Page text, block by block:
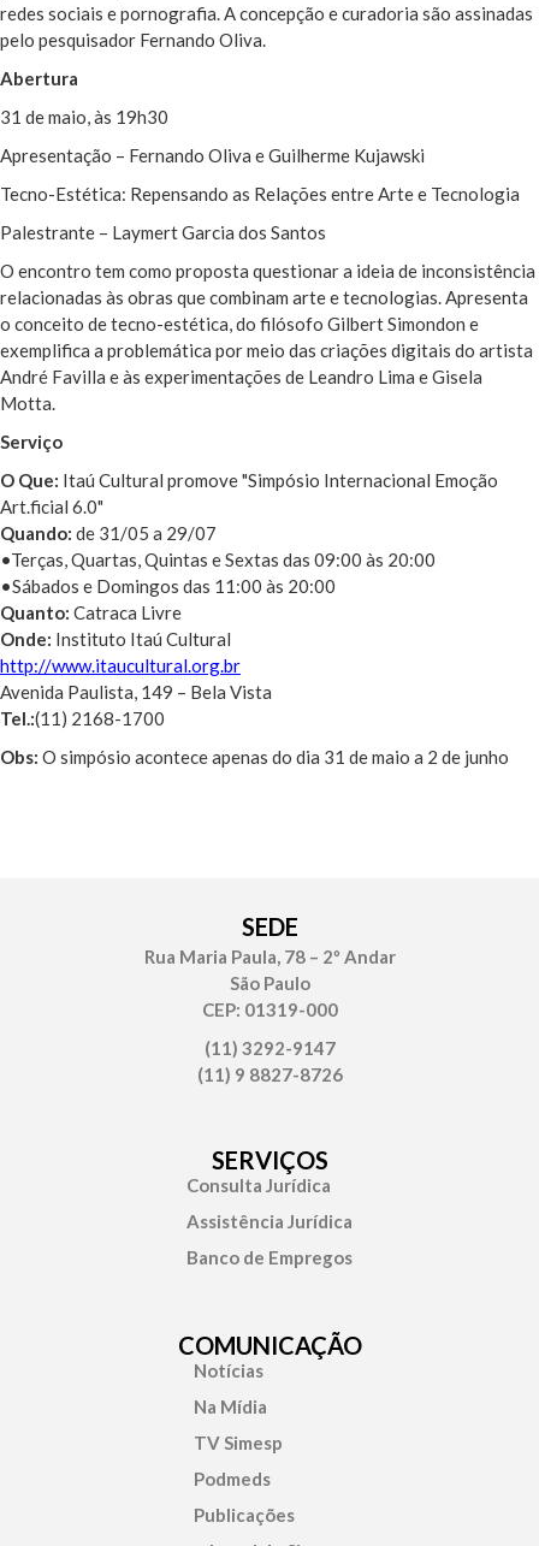
redes sociais e pornografia. A concepção e curadoria são assinadas
pelo pesquisador Fernando Oliva.
Abertura
31 de maio, às 19h30
Apresentação – Fernando Oliva e Guilherme Kujawski
Tecno-Estética: Repensando as Relações entre Arte e Tecnologia
Palestrante – Laymert Garcia dos Santos
O encontro tem como proposta questionar a ideia de inconsistência
relacionadas às obras que combinam arte e tecnologias. Apresenta
o conceito de tecno-estética, do filósofo Gilbert Simondon e
exemplifica a problemática por meio das criações digitais do artista
André Favilla e às experimentações de Leandro Lima e Gisela
Motta.
Serviço
O Que: Itaú Cultural promove "Simpósio Internacional Emoção
Art.ficial 6.0"
Quando: de 31/05 a 29/07
•Terças, Quartas, Quintas e Sextas das 09:00 às 20:00
•Sábados e Domingos das 11:00 às 20:00
Quanto: Catraca Livre
Onde: Instituto Itaú Cultural
http://www.itaucultural.org.br
Avenida Paulista, 149 – Bela Vista
Tel.:(11) 2168-1700
Obs: O simpósio acontece apenas do dia 31 de maio a 2 de junho
SEDE
Rua Maria Paula, 78 – 2º Andar
São Paulo
CEP: 01319-000
(11) 3292-9147
(11) 9 8827-8726
SERVIÇOS
Consulta Jurídica
Assistência Jurídica
Banco de Empregos
COMUNICAÇÃO
Notícias
Na Mídia
TV Simesp
Podmeds
Publicações